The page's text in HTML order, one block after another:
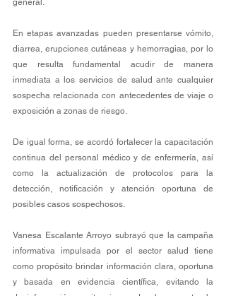
general.
En etapas avanzadas pueden presentarse vómito,
diarrea, erupciones cutáneas y hemorragias, por lo
que resulta fundamental acudir de manera
inmediata a los servicios de salud ante cualquier
sospecha relacionada con antecedentes de viaje o
exposición a zonas de riesgo.
De igual forma, se acordó fortalecer la capacitación
continua del personal médico y de enfermería, así
como la actualización de protocolos para la
detección, notificación y atención oportuna de
posibles casos sospechosos.
Vanesa Escalante Arroyo subrayó que la campaña
informativa impulsada por el sector salud tiene
como propósito brindar información clara, oportuna
y basada en evidencia científica, evitando la